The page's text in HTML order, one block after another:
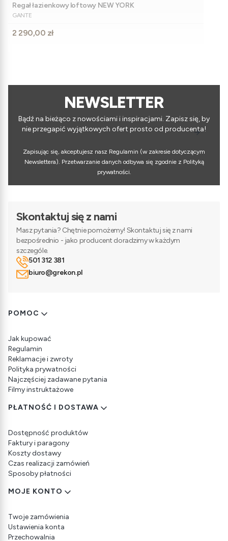
Regał łazienkowy loftowy NEW YORK
PRODUCENT
GANTE
Cena
2 290,00 zł
NEWSLETTER
Bądź na bieżąco z nowościami i inspiracjami. Zapisz się, by
nie przegapić wyjątkowych ofert prosto od producenta!
Zapisując się, akceptujesz nasz Regulamin (w zakresie dotyczącym
Newslettera). Przetwarzanie danych odbywa się zgodnie z Polityką
prywatności.
Skontaktuj się z nami
Masz pytania? Chętnie pomożemy! Skontaktuj się z nami
bezpośrednio - jako producent doradzimy w każdym
szczególe.
501 312 381
biuro@grekon.pl
Linki w stopce
POMOC
Jak kupować
Regulamin
Reklamacje i zwroty
Polityka prywatności
Najczęściej zadawane pytania
Filmy instruktażowe
PŁATNOŚĆ I DOSTAWA
Dostępność produktów
Faktury i paragony
Koszty dostawy
Czas realizacji zamówień
Sposoby płatności
MOJE KONTO
Twoje zamówienia
Ustawienia konta
Przechowalnia